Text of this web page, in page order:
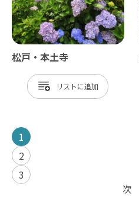
松戸・本土寺
リスト
1
2
3
次